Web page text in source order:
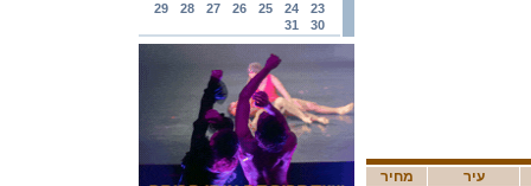
23
24
25
26
27
28
29
30
31
מחיר עיר